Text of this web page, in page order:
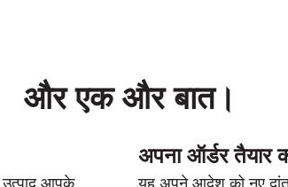
और एक और बात।
अपना ऑर्डर तैयार